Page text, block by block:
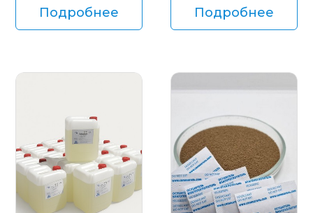
Подробнее Подробнее